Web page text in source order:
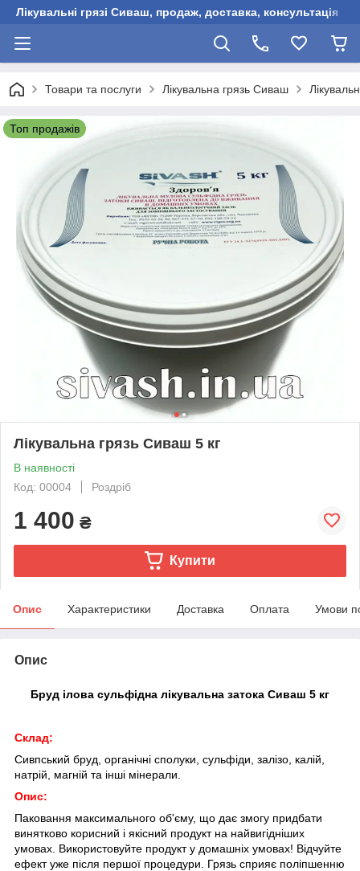
Лікувальні грязі Сиваш, продаж, доставка, консультація
Товари та послуги Лікувальна грязь Сиваш
Топ продажів
Лікувальна грязь Сиваш 5 кг
В наявності
Код: 00004
Роздріб
1 400 ₴
Купити
Опис Характеристики Доставка Оплата Умови
Опис
Бруд ілова сульфідна лікувальна затока Сиваш 5 кг
Склад:
Сивпський бруд, органічні сполуки, сульфіди, залізо, калій,
натрій, магній та інші мінерали.
Опис:
Паковання максимального об'єму, що дає змогу придбати
винятково корисний і якісний продукт на найвигідніших
умовах. Використовуйте продукт у домашніх умовах! Відчуйте
ефект уже після першої процедури. Грязь сприяє поліпшенню